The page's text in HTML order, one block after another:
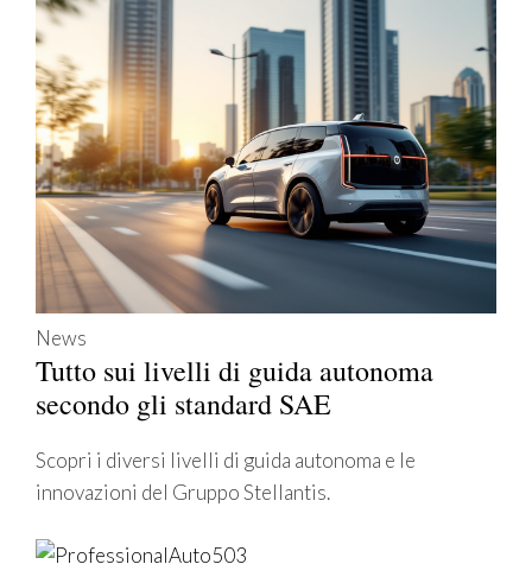
News
Tutto sui livelli di guida autonoma
secondo gli standard SAE
Scopri i diversi livelli di guida autonoma e le
innovazioni del Gruppo Stellantis.